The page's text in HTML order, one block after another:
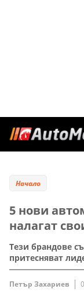
Начало
5 нови
налагат
Тези брандове
притесняват
Петър Захариев